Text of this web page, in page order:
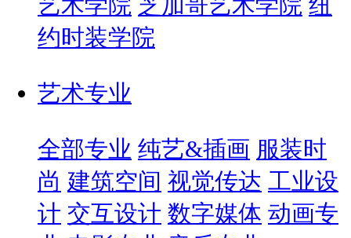
艺术学院 芝加哥艺术学院 纽
约时装学院
艺术专业
全部专业 纯艺&插画 服装时
尚 建筑空间 视觉传达 工业设
计 交互设计 数字媒体 动画专